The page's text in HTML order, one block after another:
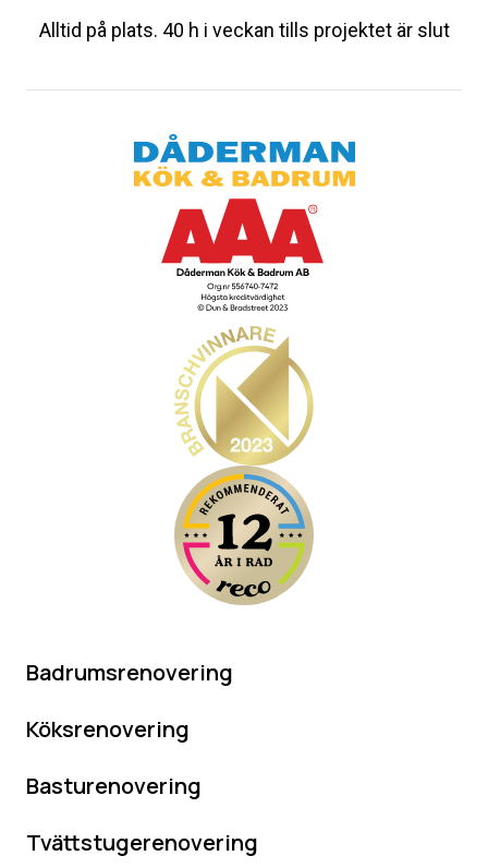
Alltid på plats. 40 h i veckan tills projektet är slut
Badrumsrenovering
Köksrenovering
Basturenovering
Tvättstugerenovering